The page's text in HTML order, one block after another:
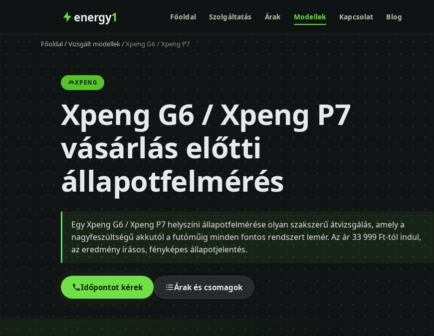
energy1 Főoldal Szolgáltatás Árak Modellek Kapcsolat Blog
Főoldal/Vizsgált modellek/Xpeng G6 / Xpeng P7
XPENG
Xpeng G6 / Xpeng P7
vásárlás előtti
állapotfelmérés
Egy Xpeng G6 / Xpeng P7 helyszíni állapotfelmérése olyan szakszerű átvizsgálás, amely a
nagyfeszültségű akkutól a futóműig minden fontos rendszert lemér. Az ár 33 999 Ft-tól indul,
az eredmény írásos, fényképes állapotjelentés.
Időpontot kérek Árak és csomagok